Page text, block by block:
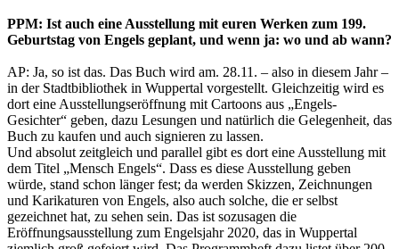
PPM: Ist auch eine Ausstellung mit euren Werken zum 199.
Geburtstag von Engels geplant, und wenn ja: wo und ab wann?
AP: Ja, so ist das. Das Buch wird am. 28.11. – also in diesem Jahr –
in der Stadtbibliothek in Wuppertal vorgestellt. Gleichzeitig wird es
dort eine Ausstellungseröffnung mit Cartoons aus „Engels-
Gesichter“ geben, dazu Lesungen und natürlich die Gelegenheit, das
Buch zu kaufen und auch signieren zu lassen.
Und absolut zeitgleich und parallel gibt es dort eine Ausstellung mit
dem Titel „Mensch Engels“. Dass es diese Ausstellung geben
würde, stand schon länger fest; da werden Skizzen, Zeichnungen
und Karikaturen von Engels, also auch solche, die er selbst
gezeichnet hat, zu sehen sein. Das ist sozusagen die
Eröffnungsausstellung zum Engelsjahr 2020, das in Wuppertal